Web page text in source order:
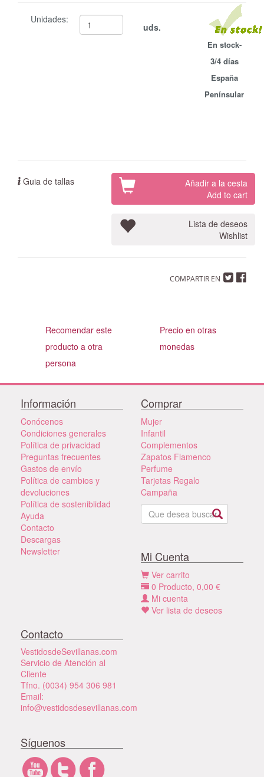
Unidades:
uds.
En stock-
3/4 días
España
Penínsular
Guia de tallas
Añadir a la cesta
Add to cart
Lista de deseos
Wishlist
COMPARTIR EN
Recomendar este
producto a otra
persona
Precio en otras
monedas
Información
Conócenos
Condiciones generales
Política de privacidad
Preguntas frecuentes
Gastos de envío
Política de cambios y
devoluciones
Política de sosteniblidad
Ayuda
Contacto
Descargas
Newsletter
Comprar
Mujer
Infantil
Complementos
Zapatos Flamenco
Perfume
Tarjetas Regalo
Campaña
Mi Cuenta
Ver carrito
0 Producto, 0,00 €
Mi cuenta
Ver lista de deseos
Contacto
VestidosdeSevillanas.com
Servicio de Atención al
Cliente
Tfno. (0034) 954 306 981
Email:
info@vestidosdesevillanas.com
Síguenos